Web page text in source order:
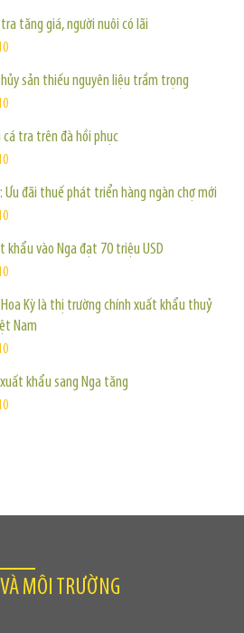
tra tăng giá, người nuôi có lãi
sản thiếu nguyên liệu trầm trọng
tra trên đà hồi phục
Ưu đãi thuế phát triển hàng ngàn chợ mới
khẩu vào Nga đạt 70 triệu USD
Kỳ là thị trường chính xuất khẩu thuỷ
Nam
khẩu sang Nga tăng
MÔI TRƯỜNG